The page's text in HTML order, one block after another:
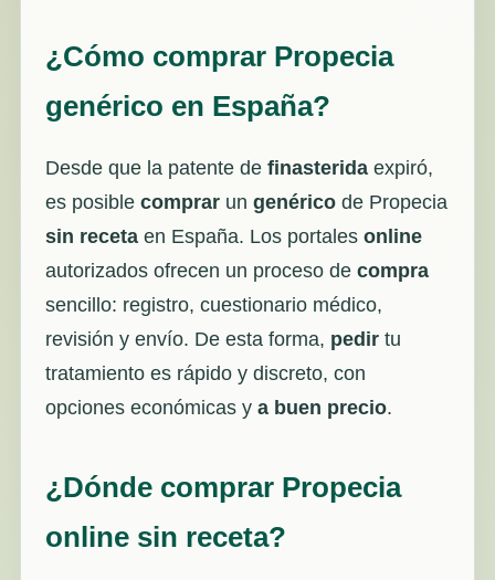
¿Cómo comprar Propecia
genérico en España?
Desde que la patente de finasteridaexpiró,
es posible comprarun genéricode Propecia
sin recetaen España. Los portales online
autorizados ofrecen un proceso de compra
sencillo: registro, cuestionario médico,
revisión y envío. De esta forma, pedirtu
tratamiento es rápido y discreto, con
opciones económicas y a buen precio.
¿Dónde comprar Propecia
online sin receta?